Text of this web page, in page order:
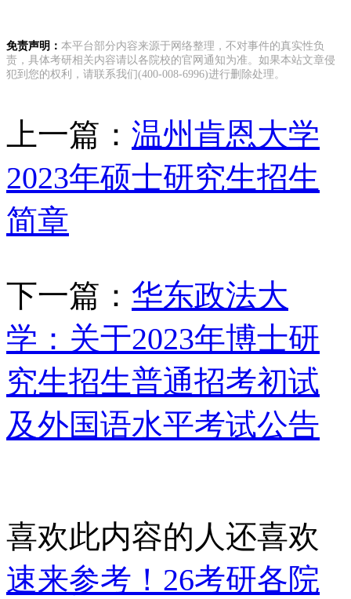
免责声明： 本平台部分内容来源于网络整理，不对事件的真实性负
责，具体考研相关内容请以各院校的官网通知为准。如果本站文章侵
犯到您的权利，请联系我们(400-008-6996)进行删除处理。
上一篇： 温州肯恩大学
2023年硕士研究生招生
简章
下一篇： 华东政法大
学：关于2023年博士研
究生招生普通招考初试
及外国语水平考试公告
喜欢此内容的人还喜欢
速来参考！26考研各院